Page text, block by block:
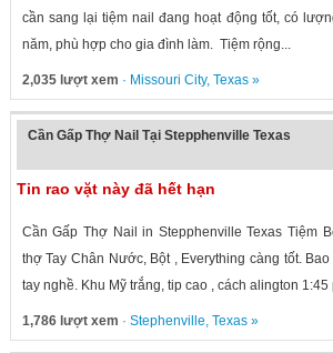
cần sang lại tiệm nail đang hoạt động tốt, có
năm, phù hợp cho gia đình làm. Tiệm rộng...
2,035 lượt xem · Missouri City, Texas»
Cần Gấp Thợ Nail Tại Stepphenville Texas
Tin rao vặt này đã hết hạn
Cần Gấp Thợ Nail in Stepphenville Texas Tiệm
thợ Tay Chân Nước, Bột , Everything càng tốt.
tay nghề. Khu Mỹ trắng, tip cao , cách alington 1:45
1,786 lượt xem · Stephenville, Texas»